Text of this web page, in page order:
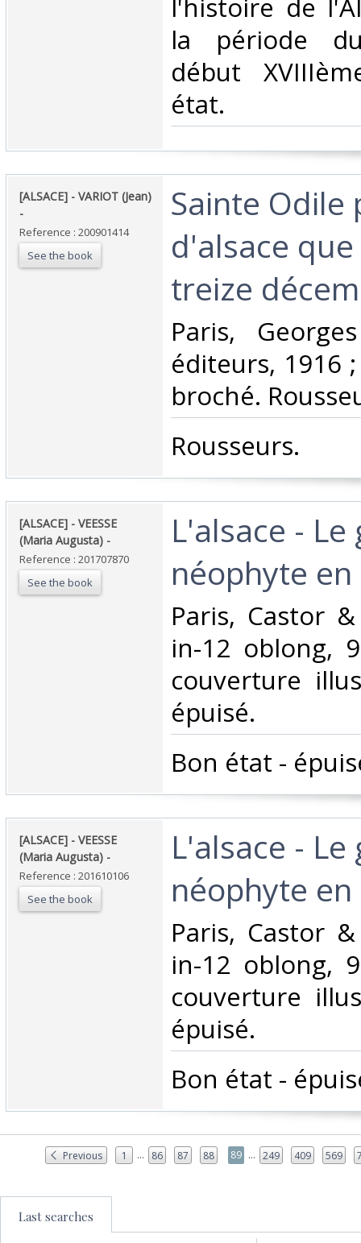
l'histoire de
la période
début
état.‎
‎[ALSACE] - VARIOT (Jean)
- ‎
Reference : 200901414
See the book
‎Sainte Odile
d'alsace
treize
‎Paris,
éditeurs, 1916
broché.
‎Rousseurs.‎
‎[ALSACE] - VEESSE
(Maria Augusta) - ‎
Reference : 201707870
See the book
‎L'alsace -
néophyte
‎Paris, Castor
in-12 oblong,
couverture
épuisé.‎
‎Bon état -
‎[ALSACE] - VEESSE
(Maria Augusta) - ‎
Reference : 201610106
See the book
‎L'alsace -
néophyte
‎Paris, Castor
in-12 oblong,
couverture
épuisé.‎
‎Bon état -
Previous 1 ... 86 87 88 89 ... 249 409 569
Last searches